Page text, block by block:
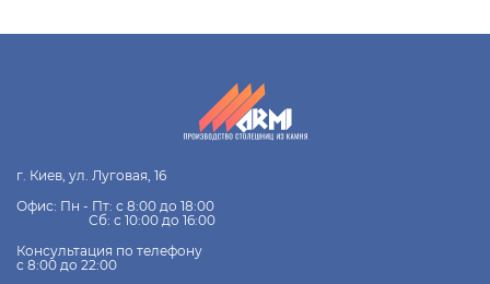
г. Киев, ул. Луговая, 16
Офис: Пн - Пт: с 8:00 до 18:00
Сб: с 10:00 до 16:00
Консультация по телефону
с 8:00 до 22:00